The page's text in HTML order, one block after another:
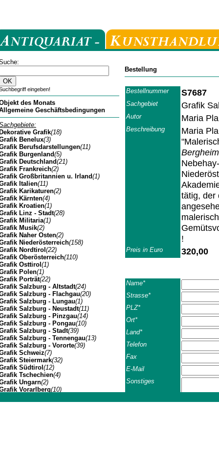
eingeben!
des Monats
Geschäftsbedingungen
Grafik(18)
Benelux(3)
Berufsdarstellungen(11)
Burgenland(5)
Deutschland(21)
Frankreich(2)
Großbritannien u. Irland(1)
Italien(11)
Karikaturen(2)
Kärnten(4)
Kroatien(1)
Linz - Stadt(28)
Militaria(1)
Musik(2)
Naher Osten(2)
Niederösterreich(158)
Nordtirol (22)
Oberösterreich(110)
Osttirol (1)
Polen(1)
Porträt(22)
Salzburg - Altstadt(24)
Salzburg - Flachgau(20)
Salzburg - Lungau(1)
Salzburg - Neustadt(11)
Salzburg - Pinzgau(14)
Salzburg - Pongau(10)
Salzburg - Stadt(39)
Salzburg - Tennengau(13)
Salzburg - Vororte(39)
Schweiz(7)
Steiermark(32)
Südtirol (12)
Tschechien(4)
Ungarn(2)
Vorarlberg(10)
Wien I(3)
Bestellung
Bestellnummer S7687
Sachgebiet Grafik
Autor Maria
Beschreibung
Maria
Bergheim
tätig, der
!
Preis in Euro 320,00
Name*
Strasse*
PLZ*
Ort*
Land*
Telefon
Fax
E-Mail
Sonstiges